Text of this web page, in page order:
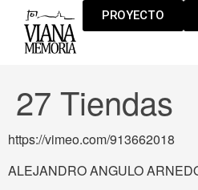
PROYECTO
27 Tiendas
https://vimeo.com/913662018
ALEJANDRO ANGULO